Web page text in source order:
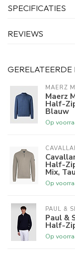
SPECIFICATIES
REVIEWS
MAERZ
Maerz
Half-
Blauw
Op
Half-
Mix,
Op
PAUL &
Paul &
Half-
Op